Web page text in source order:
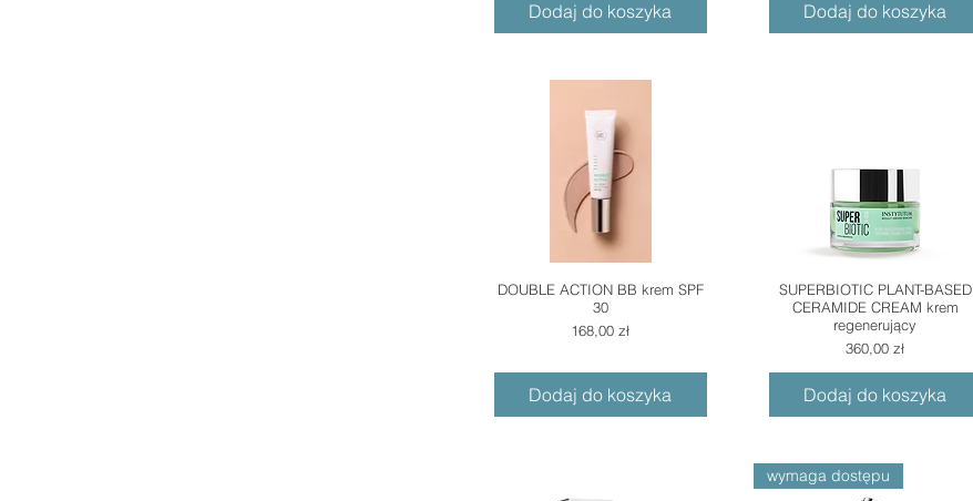
Dodaj do koszyka Dodaj do koszyka
DOUBLE ACTION BB krem SPF
30
Cena
168,00 zł
Dodaj do koszyka
SUPERBIOTIC PLANT-BASED
CERAMIDE CREAM krem
regenerujący
Cena
360,00 zł
Dodaj do koszyka
wymaga dostępu